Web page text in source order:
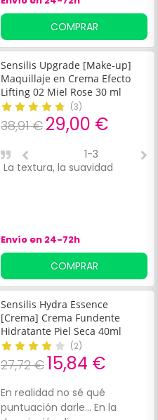
COMPRAR
Sensilis Upgrade [Make-up]
Maquillaje en Crema Efecto
Lifting 02 Miel Rose 30 ml
(3)
38,91 € 29,00 €
La textura, la suavidad
1-3
Envío en 24-72h
COMPRAR
Sensilis Hydra Essence
[Crema] Crema Fundente
Hidratante Piel Seca 40ml
(2)
27,72 €15,84 €
En realidad no sé qué
puntuación darle... En la